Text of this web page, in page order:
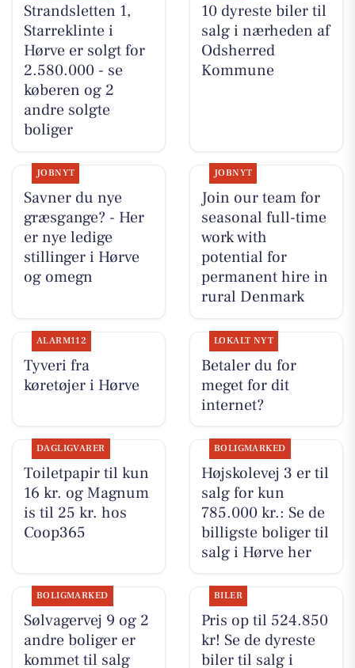
Strandsletten 1,
Starreklinte i
Hørve er solgt for
2.580.000 - se
køberen og 2
andre solgte
boliger
10 dyreste biler til
salg i nærheden af
Odsherred
Kommune
JOBNYT
Savner du nye
græsgange? - Her
er nye ledige
stillinger i Hørve
og omegn
JOBNYT
Join our team for
seasonal full-time
work with
potential for
permanent hire in
rural Denmark
ALARM112
Tyveri fra
køretøjer i Hørve
LOKALT NYT
Betaler du for
meget for dit
internet?
DAGLIGVARER
Toiletpapir til kun
16 kr. og Magnum
is til 25 kr. hos
Coop365
BOLIGMARKED
Højskolevej 3 er til
salg for kun
785.000 kr.: Se de
billigste boliger til
salg i Hørve her
BOLIGMARKED
Sølvagervej 9 og 2
andre boliger er
kommet til salg
BILER
Pris op til 524.850
kr! Se de dyreste
biler til salg i